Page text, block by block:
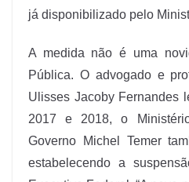
já disponibilizado pelo
A medida não é uma
Pública. O advogado e
Ulisses Jacoby Fernandes
2017 e 2018, o
Governo Michel Temer
estabelecendo a